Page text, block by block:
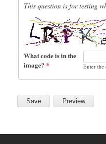
This question is for testing
What code is in the
image? * Enter the